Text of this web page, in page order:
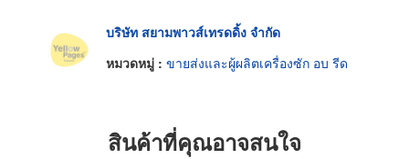
บริษัท สยามพาวส์เทรดดิ้ง จำกัด
หมวดหมู่ : ขายส่งและผู้ผลิตเครื่องซัก อบ รีด
สินค้าที่คุณอาจสนใจ